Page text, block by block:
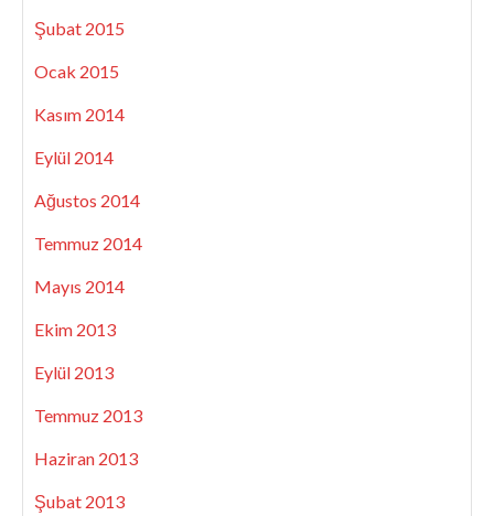
Şubat 2015
Ocak 2015
Kasım 2014
Eylül 2014
Ağustos 2014
Temmuz 2014
Mayıs 2014
Ekim 2013
Eylül 2013
Temmuz 2013
Haziran 2013
Şubat 2013